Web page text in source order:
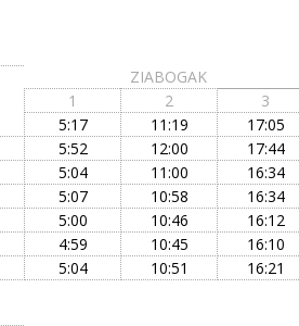
ZIABOGAK
1 2 3
5:17 11:19 17:05
5:52 12:00 17:44
5:04 11:00 16:34
5:07 10:58 16:34
5:00 10:46 16:12
4:59 10:45 16:10
5:04 10:51 16:21